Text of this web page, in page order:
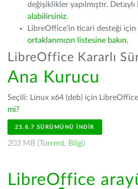
değişiklikler yapılmıştır.
alabilirsiniz.
LibreOffice'in ticari desteği için
ortaklarımızın listesine bakın.
LibreOffice Kararlı
Ana Kurucu
Seçili: Linux x64 (deb) için
mi?
25.8.7 SÜRÜMÜNÜ İNDIR
203 MB (Torrent, Bilgi)
LibreOffice